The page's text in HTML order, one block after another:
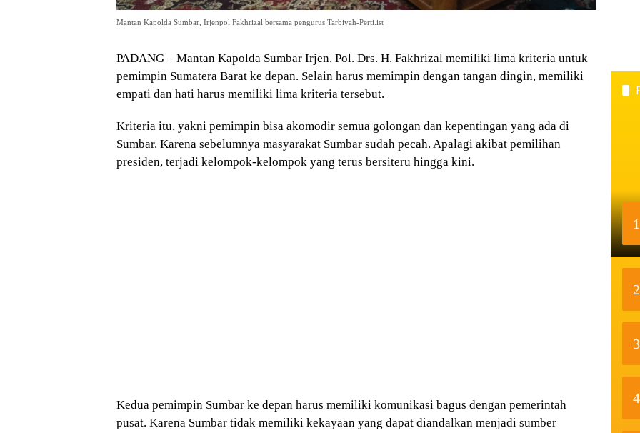
Mantan Kapolda Sumbar, Irjenpol Fakhrizal bersama pengurus Tarbiyah-Perti.ist
PADANG – Mantan Kapolda Sumbar Irjen. Pol. Drs. H. Fakhrizal memiliki lima kriteria untuk
pemimpin Sumatera Barat ke depan. Selain harus memimpin dengan tangan dingin, memiliki
empati dan hati harus memiliki lima kriteria tersebut.
Kriteria itu, yakni pemimpin bisa akomodir semua golongan dan kepentingan yang ada di
Sumbar. Karena sebelumnya masyarakat Sumbar sudah pecah. Apalagi akibat pemilihan
presiden, terjadi kelompok-kelompok yang terus bersiteru hingga kini.
Kedua pemimpin Sumbar ke depan harus memiliki komunikasi bagus dengan pemerintah
pusat. Karena Sumbar tidak memiliki kekayaan yang dapat diandalkan menjadi sumber
1
2
3
4